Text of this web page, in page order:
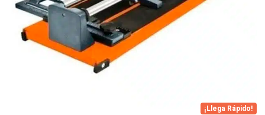
¡Llega Rápido!